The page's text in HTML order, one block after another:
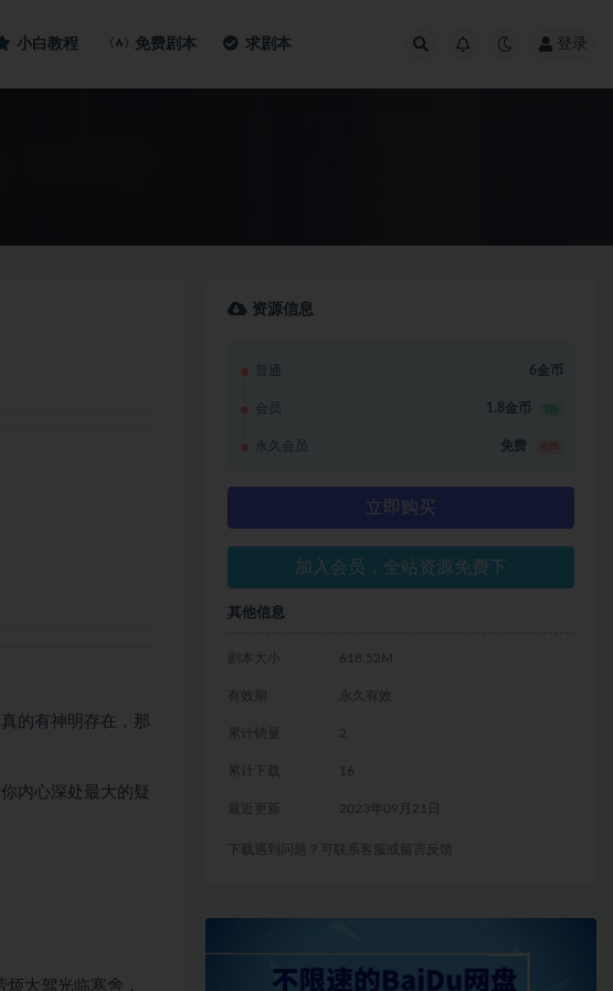
小白教程 免费剧本 求剧本 登录
的有神明存在，那
内心深处最大的疑
大驾光临寒舍，
资源信息
普通 6金币
会员 1.8金币 3折
永久会员 免费
立即购买
加入会员，全站资源免费下
其他信息
剧本大小 618.52M
有效期 永久有效
累计销量 2
累计下载 16
最近更新 2023年09月21日
下载遇到问题？可联系客服或留言反馈